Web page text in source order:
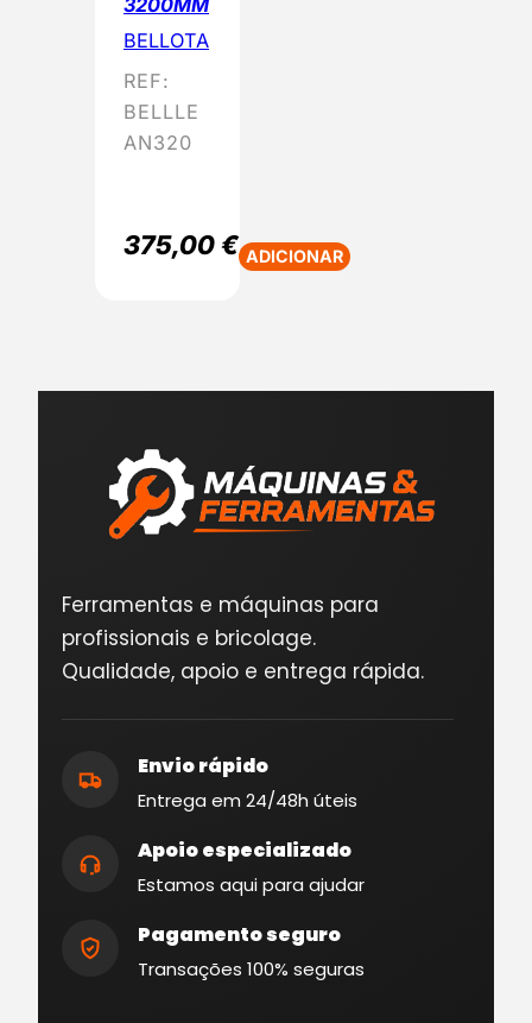
BELLOTA
REF:
BELLLE
AN320
375,00€ ADICIONAR
Ferramentas e máquinas para
profissionais e bricolage.
Qualidade, apoio e entrega rápida.
Envio rápido
Entrega em 24/48h úteis
Apoio especializado
Estamos aqui para ajudar
Pagamento seguro
Transações 100% seguras